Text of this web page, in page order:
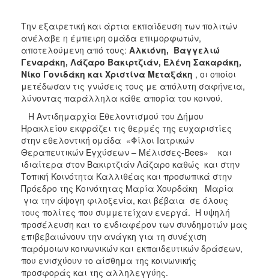
Την εξαιρετική και άρτια εκπαίδευση των πολιτών
ανέλαβε η έμπειρη ομάδα επιμορφωτών,
αποτελούμενη από τους: Αλκιόνη, Βαγγελιώ
Γεναράκη, Λάζαρο Βακιρτζιάν, Ελένη Σακαράκη,
Νίκο Γονιδάκη και Χριστίνα Μεταξάκη , οι οποίοι
μετέδωσαν τις γνώσεις τους με απόλυτη σαφήνεια,
λύνοντας παράλληλα κάθε απορία του κοινού.
Η Αντιδημαρχία Εθελοντισμού του Δήμου
Ηρακλείου εκφράζει τις θερμές της ευχαριστίες
στην εθελοντική ομάδα «Φίλοι Ιατρικών
Θεραπευτικών Εγχύσεων – Μέλισσες-Bees» και
ιδιαίτερα στον Βακιρτζιάν Λάζαρο καθώς και στην
Τοπική Κοινότητα Καλλιθέας και προσωπικά στην
Πρόεδρο της Κοινότητας Μαρία Χουρδάκη Μαρία
για την άψογη φιλοξενία, και βέβαια σε όλους
τους πολίτες που συμμετείχαν ενεργά. Η υψηλή
προσέλευση και το ενδιαφέρον των συνδημοτών μας
επιβεβαιώνουν την ανάγκη για τη συνέχιση
παρόμοιων κοινωνικών και εκπαιδευτικών δράσεων,
που ενισχύουν το αίσθημα της κοινωνικής
προσφοράς και της αλληλεγγύης.